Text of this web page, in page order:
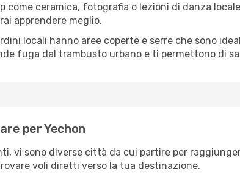
come ceramica, fotografia o lezioni di danza
apprendere meglio.
locali hanno aree coperte e serre che sono
fuga dal trambusto urbano e ti permettono di
per Yechon
vi sono diverse città da cui partire per
voli diretti verso la tua destinazione.